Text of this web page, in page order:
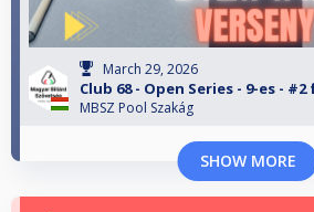
March 29, 2026
Club 68 - Open Series - 9-es -
MBSZ Pool Szakág
SHOW MORE